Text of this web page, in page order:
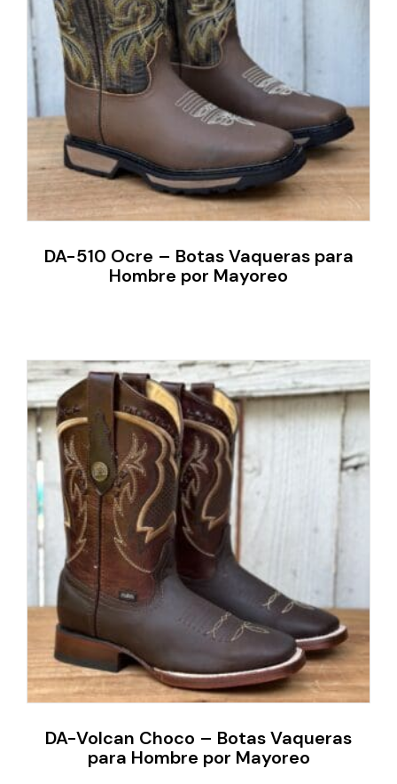
DA-510 Ocre – Botas Vaqueras para
Hombre por Mayoreo
DA-Volcan Choco – Botas Vaqueras
para Hombre por Mayoreo